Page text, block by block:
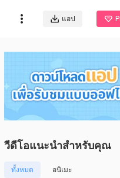
แอป
วีดีโอแนะนำสำหรับคุณ
ทั้งหมด อนิเมะ